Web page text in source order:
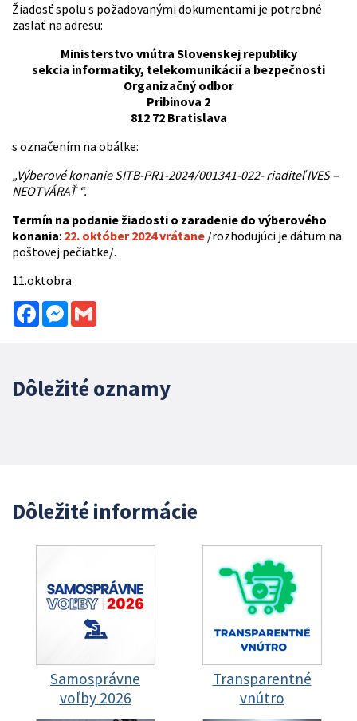
Žiadosť spolu s požadovanými dokumentami je potrebné
zaslať na adresu:
Ministerstvo vnútra Slovenskej republiky
sekcia informatiky, telekomunikácií a bezpečnosti
Organizačný odbor
Pribinova 2
812 72 Bratislava
s označením na obálke:
„Výberové konanie SITB-PR1-2024/001341-022- riaditeľ IVES –
NEOTVÁRAŤ “.
Termín na podanie žiadosti o zaradenie do výberového
konania: 22. október 2024 vrátane /rozhodujúci je dátum na
poštovej pečiatke/.
11.oktobra
FacebookMessenger
Dôležité oznamy
Dôležité informácie
Samosprávne
voľby 2026
Transparentné
vnútro